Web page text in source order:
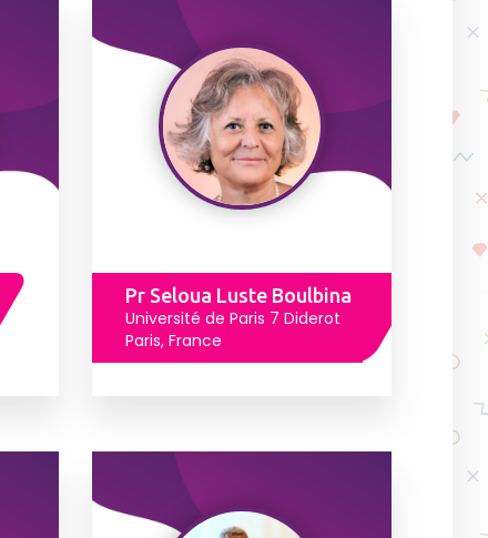
Pr Seloua Luste Boulbina
Université de Paris 7 Diderot
Paris, France